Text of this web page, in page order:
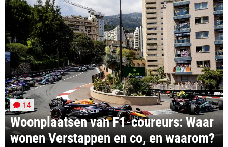
Woonplaatsen van F1-coureurs: Waar
wonen Verstappen en co, en waarom?
14